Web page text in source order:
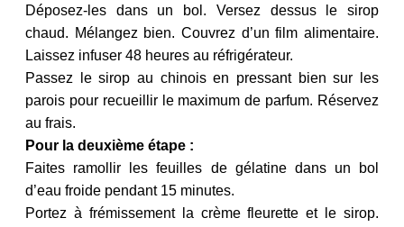
Déposez-les dans un bol. Versez dessus le sirop
chaud. Mélangez bien. Couvrez d’un film alimentaire.
Laissez infuser 48 heures au réfrigérateur.
Passez le sirop au chinois en pressant bien sur les
parois pour recueillir le maximum de parfum. Réservez
au frais.
Pour la deuxième étape :
Faites ramollir les feuilles de gélatine dans un bol
d’eau froide pendant 15 minutes.
Portez à frémissement la crème fleurette et le sirop.